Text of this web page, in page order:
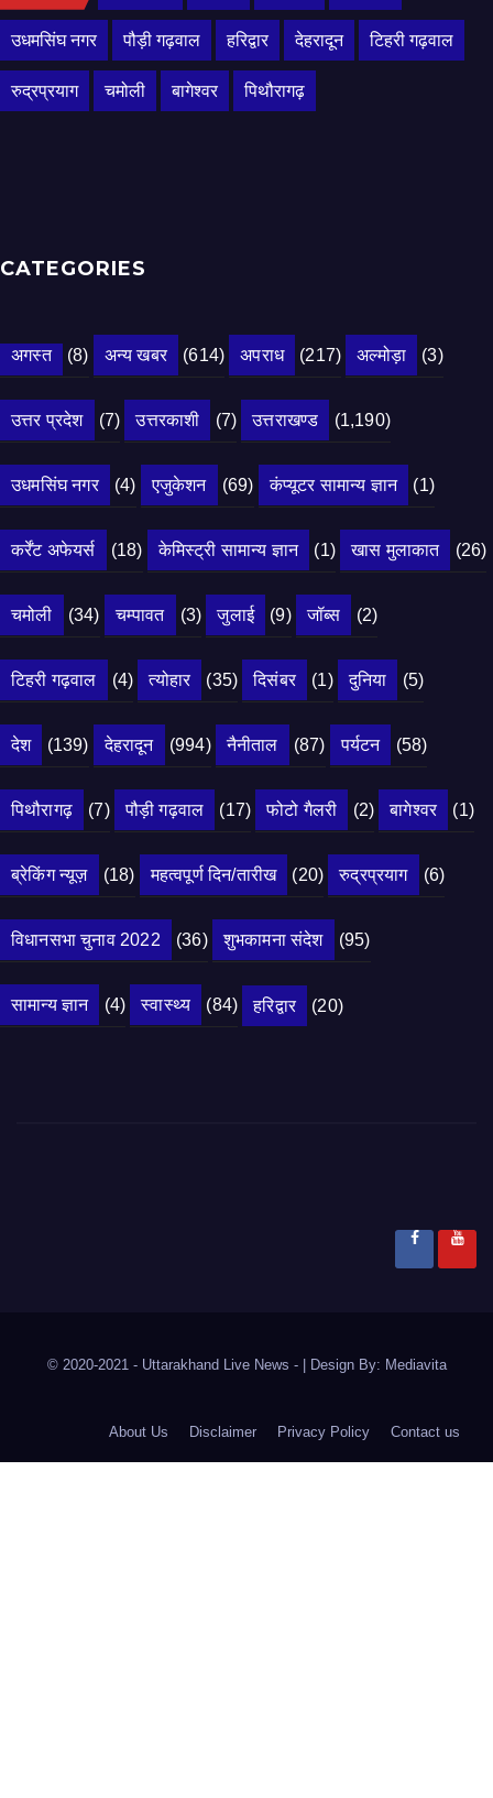
उधमसिंघ नगर पौड़ी गढ़वाल हरिद्वार देहरादून टिहरी गढ़वाल
रुद्रप्रयाग चमोली बागेश्वर पिथौरागढ़
CATEGORIES
अगस्त (8) अन्य खबर (614) अपराध (217) अल्मोड़ा (3)
उत्तर प्रदेश (7) उत्तरकाशी (7) उत्तराखण्ड (1,190)
उधमसिंघ नगर (4) एजुकेशन (69) कंप्यूटर सामान्य ज्ञान (1)
कर्रेंट अफेयर्स (18) केमिस्ट्री सामान्य ज्ञान (1) खास मुलाकात (26)
चमोली (34) चम्पावत (3) जुलाई (9) जॉब्स (2)
टिहरी गढ़वाल (4) त्योहार (35) दिसंबर (1) दुनिया (5)
देश (139) देहरादून (994) नैनीताल (87) पर्यटन (58)
पिथौरागढ़ (7) पौड़ी गढ़वाल (17) फोटो गैलरी (2) बागेश्वर (1)
ब्रेकिंग न्यूज़ (18) महत्वपूर्ण दिन/तारीख (20) रुद्रप्रयाग (6)
विधानसभा चुनाव 2022 (36) शुभकामना संदेश (95)
सामान्य ज्ञान (4) स्वास्थ्य (84) हरिद्वार (20)
© 2020-2021 - Uttarakhand Live News - | Design By: Mediavita
About Us Disclaimer Privacy Policy Contact us